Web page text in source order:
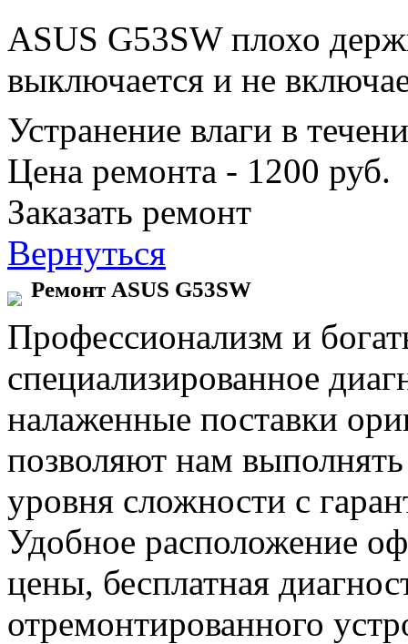
ASUS G53SW плохо
выключается и не
Устранение влаги в
Цена ремонта - 1200 руб.
Заказать ремонт
Вернуться
Ремонт ASUS G53SW
Профессионализм и
специализированное
налаженные поставки
позволяют нам
уровня сложности с
Удобное расположение
цены, бесплатная
отремонтированного